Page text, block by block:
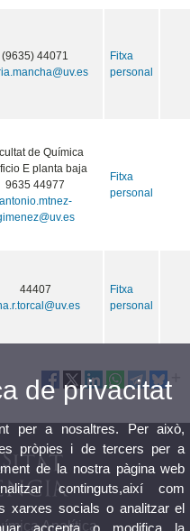
(9635) 44071
Fitxa
personal
de Química
E planta baja
9635 44977
antonio.mtnez-
Fitxa
personal
44407
Fitxa
personal
Analítica
de privacitat
per a nosaltres. Per això,
pròpies i de tercers per a
de la nostra pàgina web
continguts,així com
xarxes socials o analitzar el
accepta o modifica la